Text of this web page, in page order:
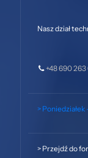
Nasz dział
+48 690
> Poniedziałek
> Przejdź do